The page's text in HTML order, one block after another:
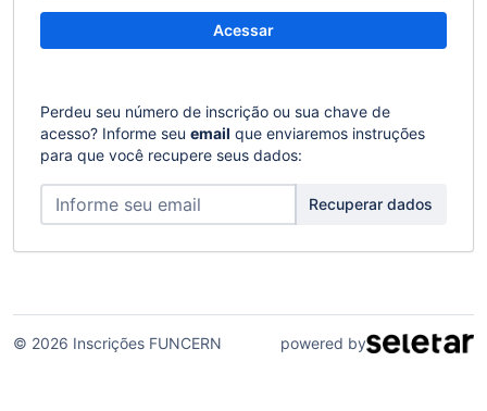
Acessar
Perdeu seu número de inscrição ou sua chave de
acesso? Informe seu email que enviaremos instruções
para que você recupere seus dados:
Recuperar dados
© 2026 Inscrições FUNCERN powered by